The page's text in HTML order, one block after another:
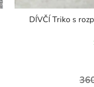
DÍVČÍ Triko s